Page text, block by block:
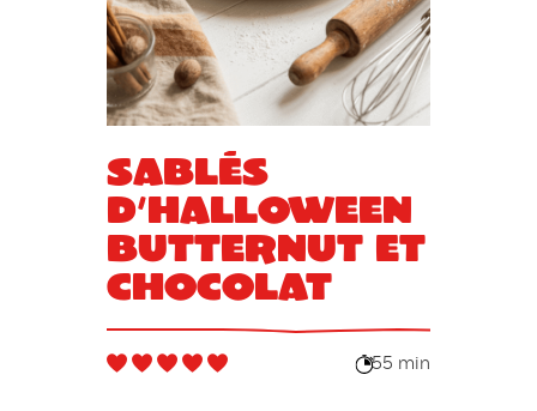
Sablés
d’Halloween
butternut et
chocolat
55 min